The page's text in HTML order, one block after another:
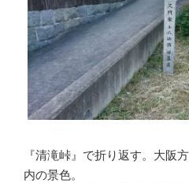
『清滝峠』で折り返す。大阪
内の景色。